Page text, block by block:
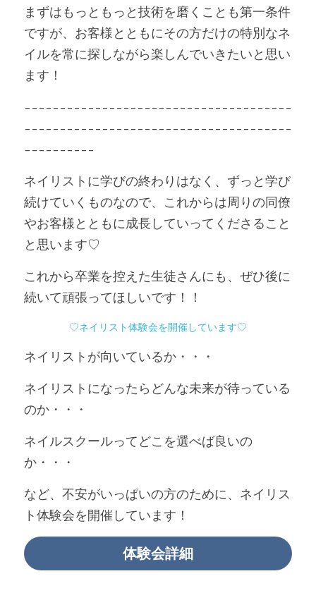
まずはもっともっと技術を磨くことも第一条件
ですが、お客様とともにその方だけの特別なネ
イルを常に探しながら楽しんでいきたいと思い
ます！
--------------------------------------
--------------------------------------
----------
ネイリストに学びの終わりはなく、ずっと学び
続けていくものなので、これからは周りの同僚
やお客様とともに成長していってくださること
と思います♡
これから卒業を控えた生徒さんにも、ぜひ後に
続いて頑張ってほしいです！！
♡ネイリスト体験会を開催しています♡
ネイリストが向いているか・・・
ネイリストになったらどんな未来が待っている
のか・・・
ネイルスクールってどこを選べば良いの
か・・・
など、不安がいっぱいの方のために、ネイリス
ト体験会を開催しています！
体験会詳細